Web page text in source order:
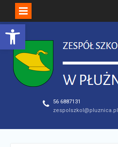
Open toolbar
Skip
to
content
56 6887131
zespolszkol@pluznica.pl